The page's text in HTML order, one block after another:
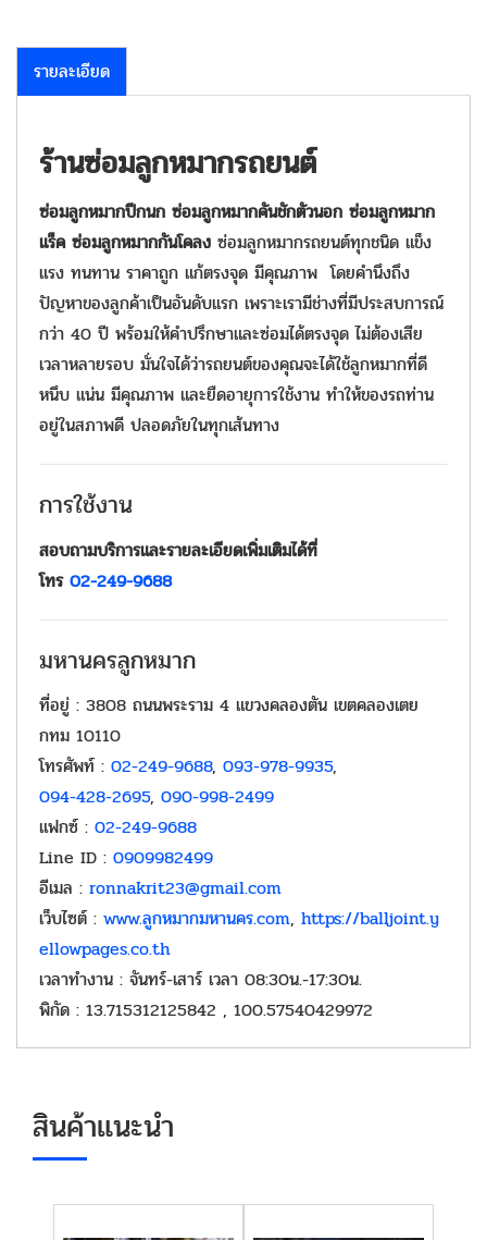
รายละเอียด
ร้านซ่อมลูกหมากรถยนต์
ซ่อมลูกหมากปีกนก ซ่อมลูกหมากคันชักตัวนอก ซ่อมลูกหมาก
แร็ค ซ่อมลูกหมากกันโคลง ซ่อมลูกหมากรถยนต์ทุกชนิด แข็ง
แรง ทนทาน ราคาถูก แก้ตรงจุด มีคุณภาพ โดยคำนึงถึง
ปัญหาของลูกค้าเป็นอันดับเเรก เพราะเรามีช่างที่มีประสบการณ์
กว่า 40 ปี พร้อมให้คำปรึกษาและซ่อมได้ตรงจุด ไม่ต้องเสีย
เวลาหลายรอบ มั่นใจได้ว่ารถยนต์ของคุณจะได้ใช้ลูกหมากที่ดี
หนึบ แน่น มีคุณภาพ และยืดอายุการใช้งาน ทำให้ของรถท่าน
อยู่ในสภาพดี ปลอดภัยในทุกเส้นทาง
การใช้งาน
สอบถามบริการและรายละเอียดเพิ่มเติมได้ที่
โทร 02-249-9688
มหานครลูกหมาก
ที่อยู่ : 3808 ถนนพระราม 4 แขวงคลองตัน เขตคลองเตย
กทม 10110
โทรศัพท์ : 02-249-9688, 093-978-9935,
094-428-2695, 090-998-2499
แฟกซ์ : 02-249-9688
Line ID : 0909982499
อีเมล : ronnakrit23@gmail.com
เว็บไซต์ : www.ลูกหมากมหานคร.com, https://balljoint.y
ellowpages.co.th
เวลาทำงาน : จันทร์-เสาร์ เวลา 08:30น.-17:30น.
พิกัด : 13.715312125842 , 100.57540429972
สินค้าแนะนำ